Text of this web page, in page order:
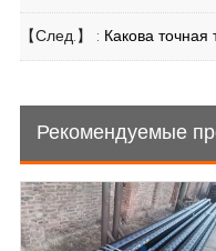
【След.】 : Какова точная
Рекомендуемые